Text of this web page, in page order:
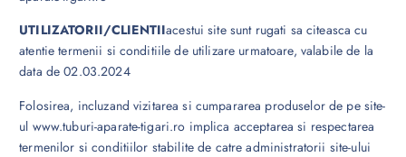
UTILIZATORII/CLIENTIIacestui site sunt rugati sa citeasca cu
atentie termenii si conditiile de utilizare urmatoare, valabile de la
data de 02.03.2024
Folosirea, incluzand vizitarea si cumpararea produselor de pe site-
ul www.tuburi-aparate-tigari.ro implica acceptarea si respectarea
termenilor si conditiilor stabilite de catre administratorii site-ului